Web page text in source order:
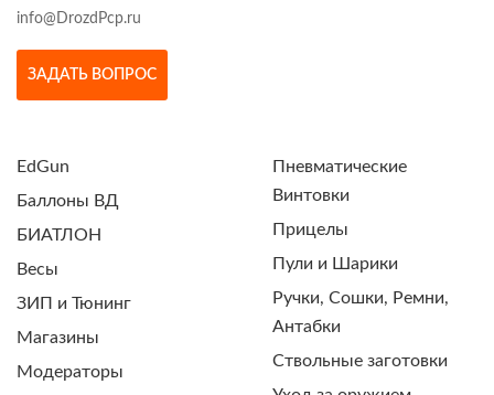
info@DrozdPcp.ru
ЗАДАТЬ ВОПРОС
EdGun
Баллоны ВД
БИАТЛОН
Весы
ЗИП и Тюнинг
Магазины
Модераторы
Пневматические
Винтовки
Прицелы
Пули и Шарики
Ручки, Сошки, Ремни,
Антабки
Ствольные заготовки